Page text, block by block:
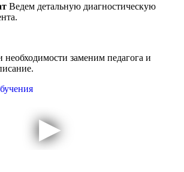
Ведем детальную диагностическую
необходимости заменим педагога и